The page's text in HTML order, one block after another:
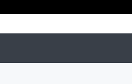
チャレンジ